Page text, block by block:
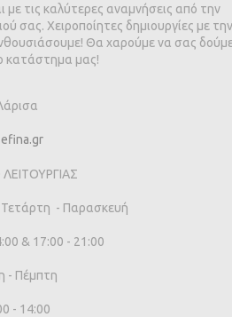
με τις καλύτερες αναμνήσεις από την
σας. Χειροποίητες δημιουργίες με την
Θα χαρούμε να σας
κατάστημα μας!
- Παρασκευή
17:00 - 21:00